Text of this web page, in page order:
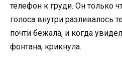
телефон к груди. Он только
голоса внутри разливалось
почти бежала, и когда
фонтана, крикнула.